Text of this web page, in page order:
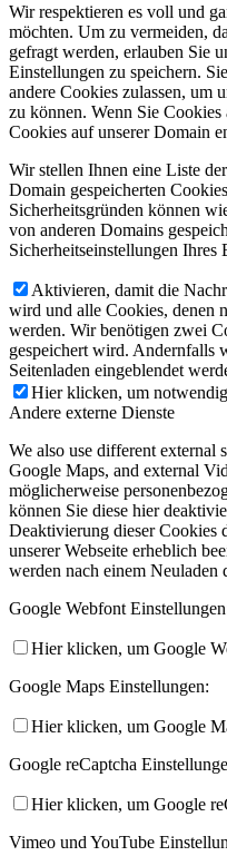
Wir respektieren es voll und
möchten. Um zu vermeiden,
gefragt werden, erlauben Sie
Einstellungen zu speichern.
andere Cookies zulassen, um
zu können. Wenn Sie Cookies
Cookies auf unserer Domain
Wir stellen Ihnen eine Liste
Domain gespeicherten
Sicherheitsgründen können
von anderen Domains
Sicherheitseinstellungen Ihres
Aktivieren, damit die
wird und alle Cookies, denen
werden. Wir benötigen zwei
gespeichert wird. Andernfalls
Seitenladen eingeblendet
Hier klicken, um
Andere externe Dienste
We also use different external
Google Maps, and external
möglicherweise
können Sie diese hier
Deaktivierung dieser Cookies
unserer Webseite erheblich
werden nach einem Neuladen
Google Webfont
Hier klicken, um Google
Google Maps Einstellungen:
Hier klicken, um Google
Google reCaptcha
Hier klicken, um Google
Vimeo und YouTube